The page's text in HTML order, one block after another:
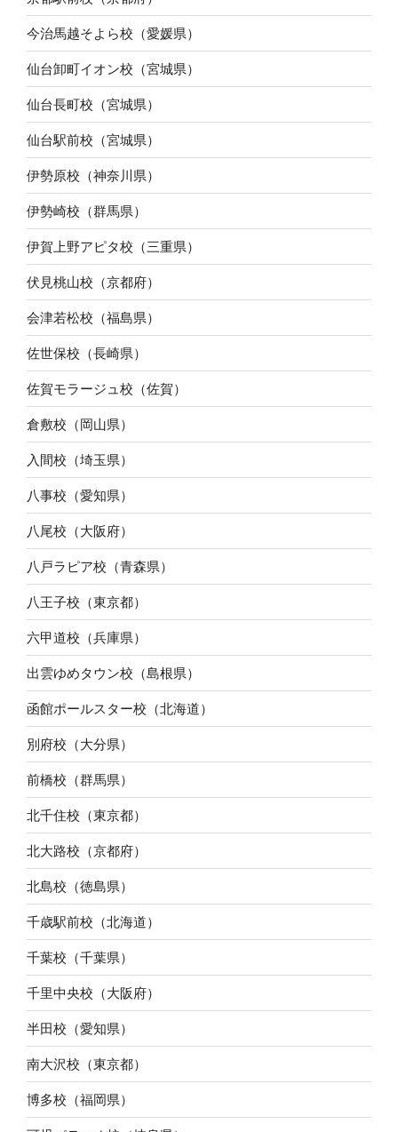
今治馬越そよら校（愛媛県）
仙台卸町イオン校（宮城県）
仙台長町校（宮城県）
仙台駅前校（宮城県）
伊勢原校（神奈川県）
伊勢崎校（群馬県）
伊賀上野アピタ校（三重県）
伏見桃山校（京都府）
会津若松校（福島県）
佐世保校（長崎県）
佐賀モラージュ校（佐賀）
倉敷校（岡山県）
入間校（埼玉県）
八事校（愛知県）
八尾校（大阪府）
八戸ラピア校（青森県）
八王子校（東京都）
六甲道校（兵庫県）
出雲ゆめタウン校（島根県）
函館ポールスター校（北海道）
別府校（大分県）
前橋校（群馬県）
北千住校（東京都）
北大路校（京都府）
北島校（徳島県）
千歳駅前校（北海道）
千葉校（千葉県）
千里中央校（大阪府）
半田校（愛知県）
南大沢校（東京都）
博多校（福岡県）